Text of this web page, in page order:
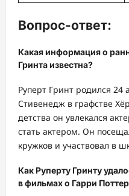
Вопрос-ответ:
Какая информация о
Гринта известна?
Руперт Гринт родился 24
Стивенедж в графстве
детства он увлекался
стать актером. Он
кружков и участвовал в
Как Руперту Гринту
в фильмах о Гарри